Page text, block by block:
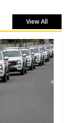
View All